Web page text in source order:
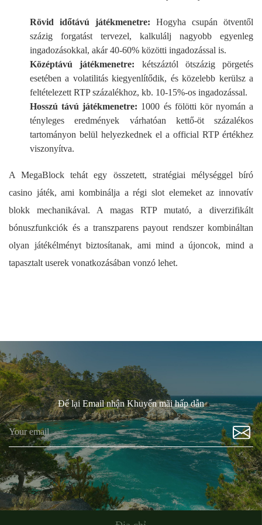
Rövid időtávú játékmenetre: Hogyha csupán ötventől
százig forgatást tervezel, kalkulálj nagyobb egyenleg
ingadozásokkal, akár 40-60% közötti ingadozással is.
Középtávú játékmenetre: kétszáztól ötszázig pörgetés
esetében a volatilitás kiegyenlítődik, és közelebb kerülsz a
feltételezett RTP százalékhoz, kb. 10-15%-os ingadozással.
Hosszú távú játékmenetre: 1000 és fölötti kör nyomán a
tényleges eredmények várhatóan kettő-öt százalékos
tartományon belül helyezkednek el a official RTP értékhez
viszonyítva.
A MegaBlock tehát egy összetett, stratégiai mélységgel bíró
casino játék, ami kombinálja a régi slot elemeket az innovatív
blokk mechanikával. A magas RTP mutató, a diverzifikált
bónuszfunkciók és a transzparens payout rendszer kombináltan
olyan játékélményt biztosítanak, ami mind a újoncok, mind a
tapasztalt userek vonatkozásában vonzó lehet.
Để lại Email nhận Khuyến mãi hấp dẫn